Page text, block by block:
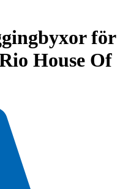
för
House Of